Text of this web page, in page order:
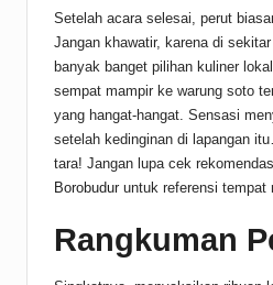
Setelah acara selesai, perut
Jangan khawatir, karena di
banyak banget pilihan kuliner
sempat mampir ke warung soto
yang hangat-hangat. Sensasi
setelah kedinginan di lapangan
tara! Jangan lupa cek
Borobudur untuk referensi tempat
Rangkuman